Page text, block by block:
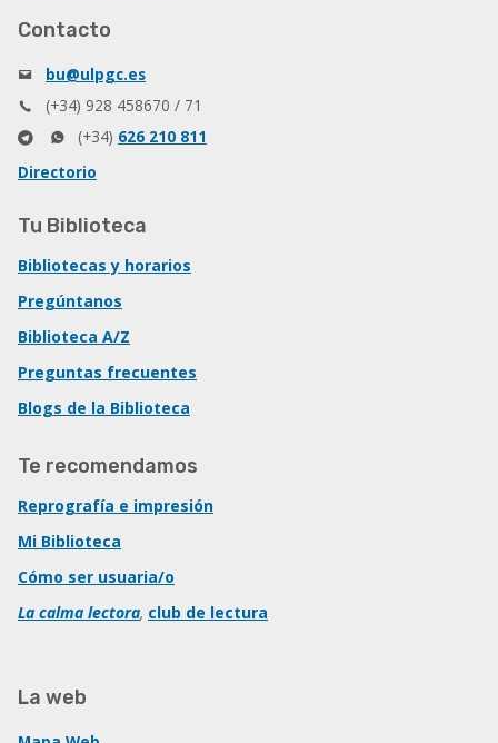
Contacto
bu@ulpgc.es
(+34) 928 458670 / 71
(+34) 626 210 811
Directorio
Tu Biblioteca
Bibliotecas y horarios
Pregúntanos
Biblioteca A/Z
Preguntas frecuentes
Blogs de la Biblioteca
Te recomendamos
Reprografía e impresión
Mi Biblioteca
Cómo ser usuaria/o
La calma lectora, club de lectura
La web